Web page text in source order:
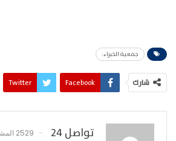
جمعية الخبراء:
شارك Facebook
Twitter
تواصل 24 2529 المشاركات